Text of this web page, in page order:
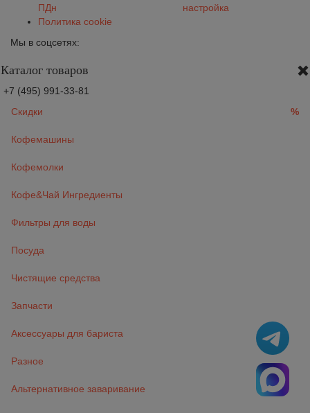
ПДн
Политика cookie
настройка
Мы в соцсетях:
Каталог товаров
+7 (495) 991-33-81
Скидки
%
Кофемашины
Кофемолки
Кофе&Чай Ингредиенты
Фильтры для воды
Посуда
Чистящие средства
Запчасти
Аксессуары для бариста
Разное
Альтернативное заваривание